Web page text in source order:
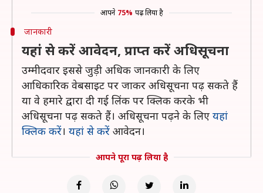
आपने 75% पढ़ लिया है
जानकारी
यहां से करें आवेदन, प्राप्त करें अधिसूचना
उम्मीदवार इससे जुड़ी अधिक जानकारी के लिए
आधिकारिक वेबसाइट पर जाकर अधिसूचना पढ़ सकते हैं
या वे हमारे द्वारा दी गई लिंक पर क्लिक करके भी
अधिसूचना पढ़ सकते हैं। अधिसूचना पढ़ने के लिए यहां
क्लिक करें। यहां से करें आवेदन।
आपने पूरा पढ़ लिया है